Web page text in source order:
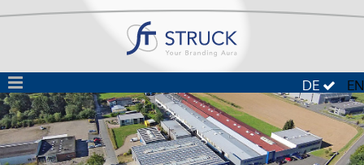
DE EN